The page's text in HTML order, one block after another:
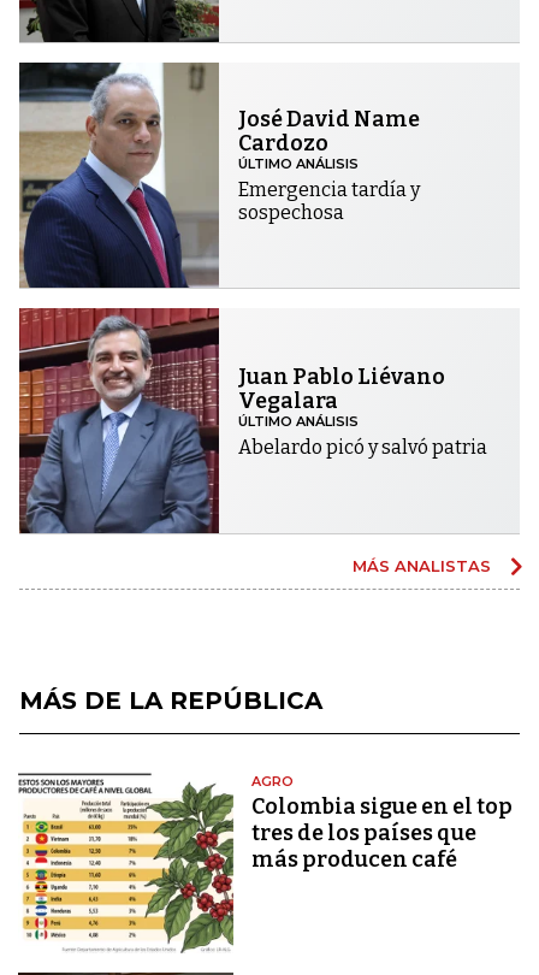
José David Name
Cardozo
ÚLTIMO ANÁLISIS
Emergencia tardía y
sospechosa
Juan Pablo Liévano
Vegalara
ÚLTIMO ANÁLISIS
Abelardo picó y salvó patria
MÁS ANALISTAS
MÁS DE LA REPÚBLICA
AGRO
Colombia sigue en el top
tres de los países que
más producen café